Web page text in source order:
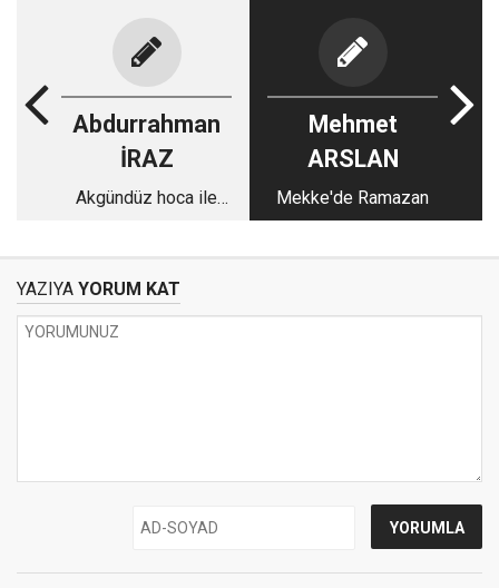
Abdurrahman
İRAZ
Akgündüz hoca ile
Mehmet
ARSLAN
Mekke'de Ramazan
YAZIYA YORUM KAT